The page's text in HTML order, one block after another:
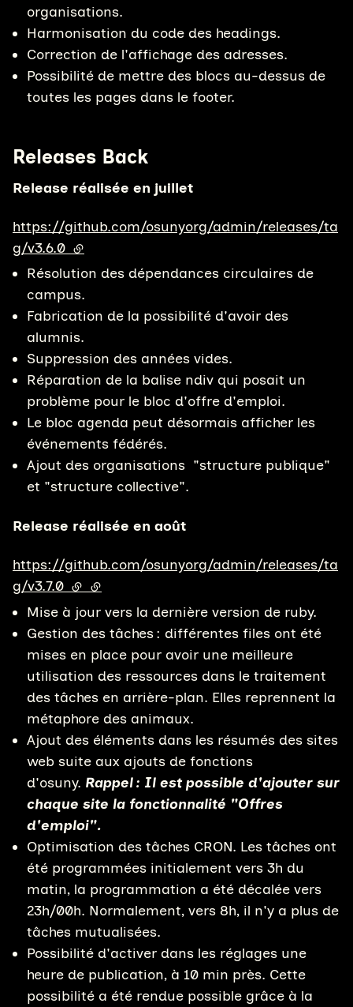
organisations.
Harmonisation du code des headings.
Correction de l'affichage des adresses.
Possibilité de mettre des blocs au-dessus de
toutes les pages dans le footer.
Releases Back
Release réalisée en juillet
https://github.com/osunyorg/admin/releases/ta
g/v3.6.0 (lien externe)
Résolution des dépendances circulaires de
campus.
Fabrication de la possibilité d'avoir des
alumnis.
Suppression des années vides.
Réparation de la balise ndiv qui posait un
problème pour le bloc d'offre d'emploi.
Le bloc agenda peut désormais afficher les
événements fédérés.
Ajout des organisations "structure publique"
et "structure collective".
Release réalisée en août
https://github.com/osunyorg/admin/releases/ta
g/v3.7.0 (lien externe)
(lien externe)
Mise à jour vers la dernière version de ruby.
Gestion des tâches : différentes files ont été
mises en place pour avoir une meilleure
utilisation des ressources dans le traitement
des tâches en arrière-plan. Elles reprennent la
métaphore des animaux.
Ajout des éléments dans les résumés des sites
web suite aux ajouts de fonctions
d'osuny. Rappel : Il est possible d'ajouter sur
chaque site la fonctionnalité "Offres
d'emploi".
Optimisation des tâches CRON. Les tâches ont
été programmées initialement vers 3h du
matin, la programmation a été décalée vers
23h/00h. Normalement, vers 8h, il n'y a plus de
tâches mutualisées.
Possibilité d'activer dans les réglages une
heure de publication, à 10 min près. Cette
possibilité a été rendue possible grâce à la